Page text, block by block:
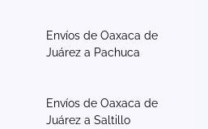
Envíos de Oaxaca de
Juárez a Pachuca
Envíos de Oaxaca de
Juárez a Saltillo